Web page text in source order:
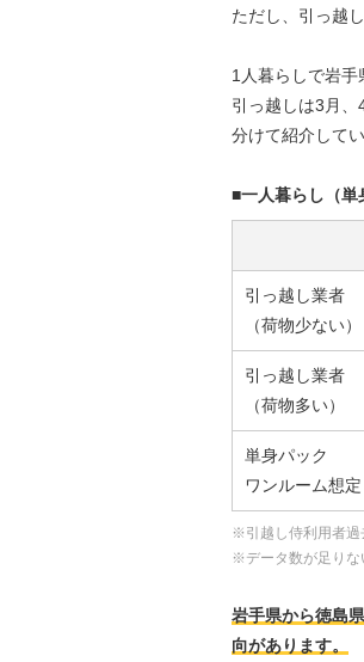
ただし、引っ越
1人暮らしで岩手
引っ越しは3月
分けて紹介してい
■一人暮らし（単
引っ越し業者
（荷物少ない）
引っ越し業者
（荷物多い）
単身パック
ワンルーム想定
※引越し侍利用者過
※データ数が足りな
岩手県から徳島
向があります。